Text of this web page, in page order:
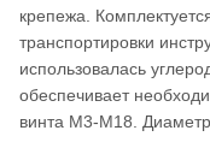
крепежа.
транспортировки
использовалась
обеспечивает
винта М3-М18. Диаметр